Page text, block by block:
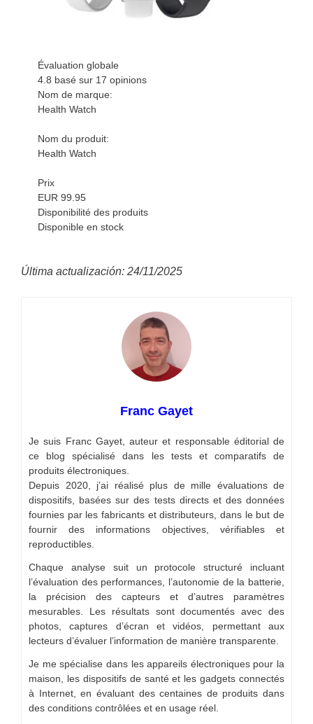
Évaluation globale
4.8 basé sur 17 opinions
Nom de marque:
Health Watch
Nom du produit:
Health Watch
Prix
EUR 99.95
Disponibilité des produits
Disponible en stock
Última actualización: 24/11/2025
Franc Gayet
Je suis Franc Gayet, auteur et responsable éditorial de
ce blog spécialisé dans les tests et comparatifs de
produits électroniques.
Depuis 2020, j’ai réalisé plus de mille évaluations de
dispositifs, basées sur des tests directs et des données
fournies par les fabricants et distributeurs, dans le but de
fournir des informations objectives, vérifiables et
reproductibles.
Chaque analyse suit un protocole structuré incluant
l’évaluation des performances, l’autonomie de la batterie,
la précision des capteurs et d’autres paramètres
mesurables. Les résultats sont documentés avec des
photos, captures d’écran et vidéos, permettant aux
lecteurs d’évaluer l’information de manière transparente.
Je me spécialise dans les appareils électroniques pour la
maison, les dispositifs de santé et les gadgets connectés
à Internet, en évaluant des centaines de produits dans
des conditions contrôlées et en usage réel.